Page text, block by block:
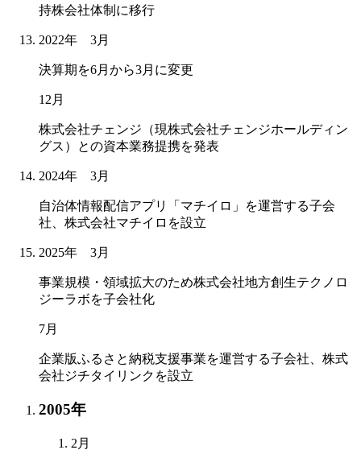
持株会社体制に移行
2022年 3月
決算期を6月から3月に変更
12月
株式会社チェンジ（現株式会社チェンジホールディン
グス）との資本業務提携を発表
2024年 3月
自治体情報配信アプリ「マチイロ」を運営する子会
社、株式会社マチイロを設立
2025年 3月
事業規模・領域拡大のため株式会社地方創生テクノロ
ジーラボを子会社化
7月
企業版ふるさと納税支援事業を運営する子会社、株式
会社ジチタイリンクを設立
2005年
2月